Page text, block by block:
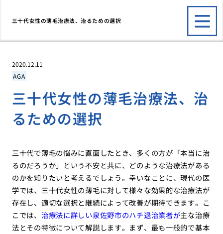
三十代女性の薄毛治療法、治るための選択
2020.12.11
AGA
三十代女性の薄毛治療法、治
るための選択
三十代で薄毛の悩みに直面したとき、多くの方が「本当に治
るのだろうか」という不安と共に、どのような治療法がある
のかを知りたいと考えるでしょう。幸いなことに、現代の医
学では、三十代女性の薄毛に対して様々な効果的な治療法が
存在し、適切な選択と継続によって改善が期待できます。こ
こでは、 治療法に詳しい泉佐野市のハチ退治業者が主な治療
法とその特徴について解説します。まず、最も一般的で基本